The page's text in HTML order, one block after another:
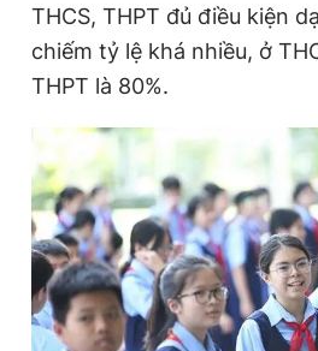
THCS, THPT đủ điều kiện
chiếm tỷ lệ khá nhiều, ở
THPT là 80%.